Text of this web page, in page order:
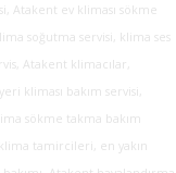
Atakent ev kliması sökme
soğutma servisi, klima ses
Atakent klimacılar,
kliması bakım servisi,
sökme takma bakım
tamircileri, en yakın